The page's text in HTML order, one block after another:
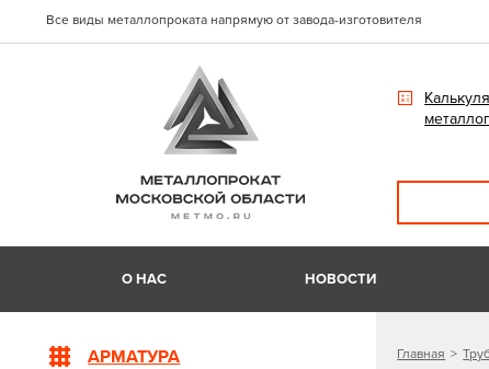
Все виды металлопроката напрямую от завода-изготовителя
О НАС НОВОСТИ
АРМАТУРА Главная